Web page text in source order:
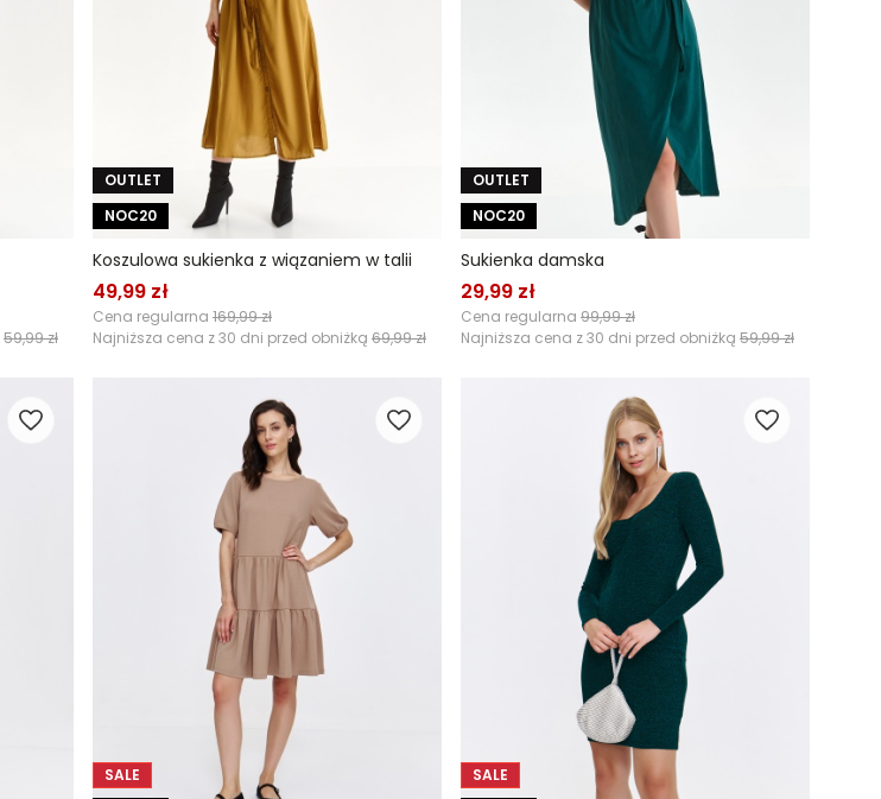
59,99 zł
OUTLET
NOC20
Koszulowa sukienka z wiązaniem w talii
49,99 zł
Cena regularna 169,99 zł
Najniższa cena z 30 dni przed obniżką 69,99 zł
OUTLET
NOC20
Sukienka damska
29,99 zł
Cena regularna 99,99 zł
Najniższa cena z 30 dni przed obniżką 59,99 zł
SALE
SALE